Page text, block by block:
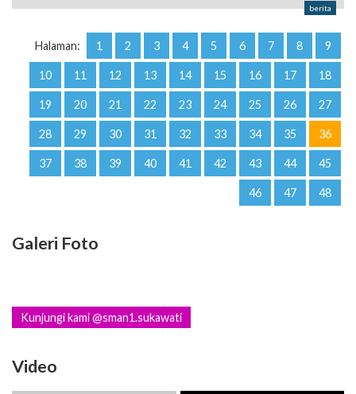
berita
Halaman: 1 2 3 4 5 6 7 8 9
10 11 12 13 14 15 16 17 18
19 20 21 22 23 24 25 26 27
28 29 30 31 32 33 34 35 36
37 38 39 40 41 42 43 44 45
46 47 48
Galeri Foto
Kunjungi kami @sman1.sukawati
Video